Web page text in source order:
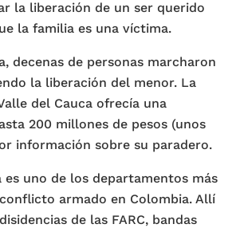
la liberación de un ser querido
la familia es una víctima.
decenas de personas marcharon
la liberación del menor. La
del Cauca ofrecía una
200 millones de pesos (unos
información sobre su paradero.
es uno de los departamentos más
armado en Colombia. Allí
de las FARC, bandas